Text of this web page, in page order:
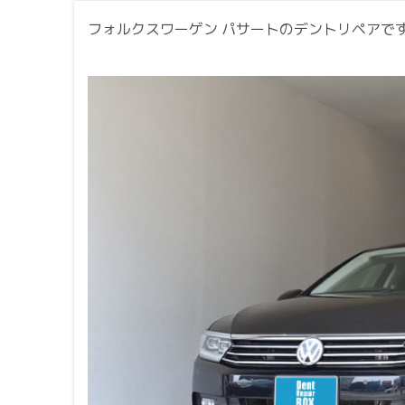
フォルクスワーゲン パサートのデントリペアで